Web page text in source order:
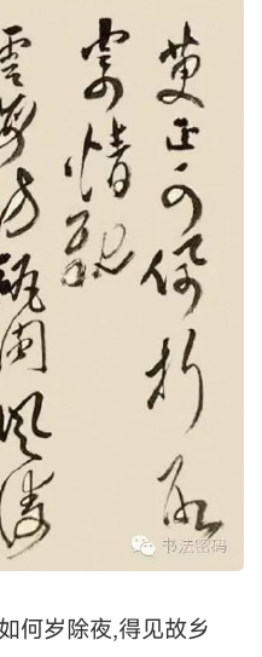
何岁除夜,得见故乡